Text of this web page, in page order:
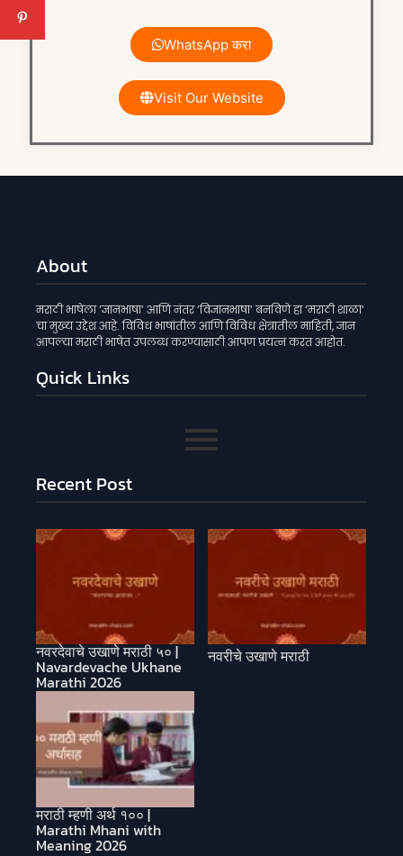
WhatsApp करा
Visit Our Website
About
मराठी भाषेला ‘ज्ञानभाषा‘ आणि नंतर ‘विज्ञानभाषा‘ बनविणे हा ‘मराठी शाळा‘
चा मुख्य उद्देश आहे. विविध भाषांतील आणि विविध क्षेत्रातील माहिती, ज्ञान
आपल्या मराठी भाषेत उपलब्ध करण्यासाठी आपण प्रयत्न करत आहोत.
Quick Links
Recent Post
नवरदेवाचे उखाणे मराठी ५० |
Navardevache Ukhane
Marathi 2026
नवरीचे उखाणे मराठी
मराठी म्हणी अर्थ १०० |
Marathi Mhani with
Meaning 2026